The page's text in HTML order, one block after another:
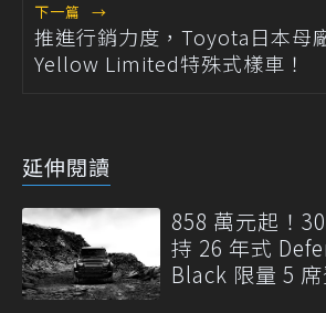
下一篇 →
推進行銷力度，Toyota日本母
Yellow Limited特殊式樣車！
延伸閱讀
858 萬元起！
持 26 年式
Black 限量 5